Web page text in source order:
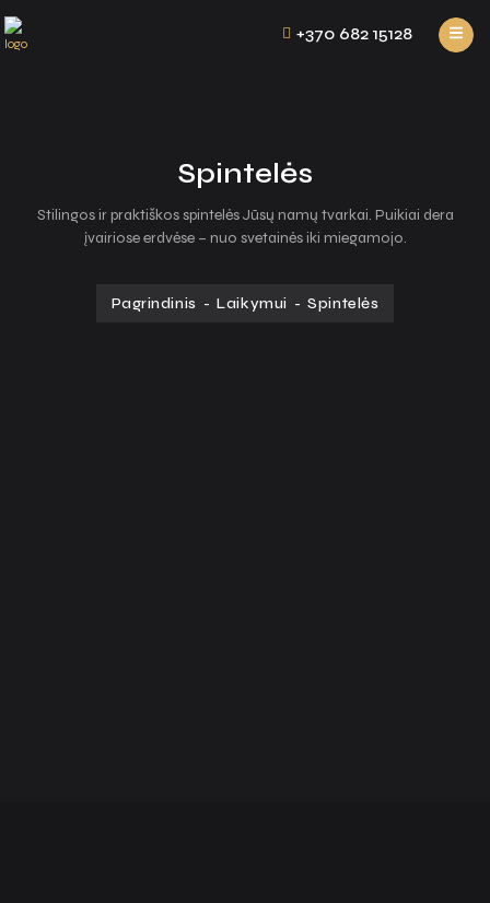
+370 682 15128
Spintelės
Stilingos ir praktiškos spintelės Jūsų namų tvarkai. Puikiai dera
įvairiose erdvėse – nuo svetainės iki miegamojo.
Pagrindinis - Laikymui - Spintelės